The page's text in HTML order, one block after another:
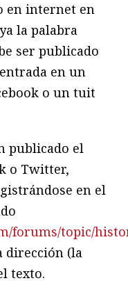
en internet en
la palabra
ser publicado
en un
o un tuit
publicado el
o Twitter,
en el
forums/topic/
dirección (la
texto.